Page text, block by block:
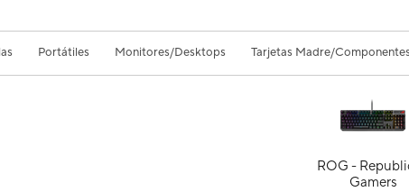
Portátiles Monitores/Desktops Tarjetas Madre/Componentes
ROG -
Gamers